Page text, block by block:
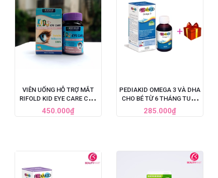
VIÊN UỐNG HỖ TRỢ MẮT
RIFOLD KID EYE CARE CHO
TRẺ TỪ 4 - 15 TUỔI, 90 VIÊN
450.000₫
PEDIAKID OMEGA 3 VÀ DHA
CHO BÉ TỪ 6 THÁNG TUỔI,
125 ML
285.000₫